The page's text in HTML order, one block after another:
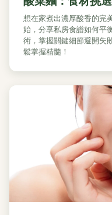
想在家煮出濃厚酸香的完
始，分享私房食譜如何平
術，掌握關鍵細節避開失
鬆掌握精髓！